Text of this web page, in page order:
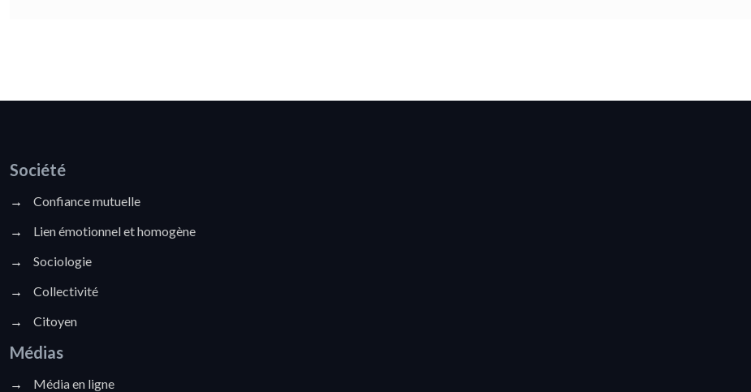
Société
→
Confiance mutuelle
→
Lien émotionnel et homogène
→
Sociologie
→
Collectivité
→
Citoyen
Médias
→
Média en ligne